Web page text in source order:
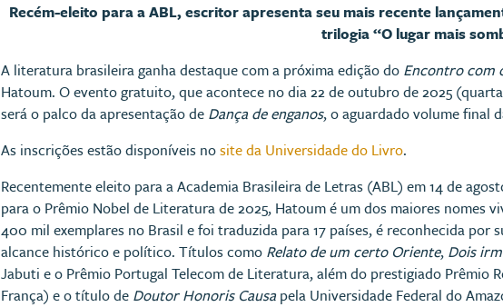
Recém-eleito para a ABL, escritor apresenta seu mais recente
trilogia “O lugar mais
A literatura brasileira ganha destaque com a próxima edição do Encontro com
Hatoum. O evento gratuito, que acontece no dia 22 de outubro de 2025
será o palco da apresentação de Dança de enganos, o aguardado volume final
As inscrições estão disponíveis nosite da Universidade do Livro.
Recentemente eleito para a Academia Brasileira de Letras (ABL) em 14 de
para o Prêmio Nobel de Literatura de 2025, Hatoum é um dos maiores nomes
400 mil exemplares no Brasil e foi traduzida para 17 países, é reconhecida
alcance histórico e político. Títulos como Relato de um certo Oriente, Dois
Jabuti e o Prêmio Portugal Telecom de Literatura, além do prestigiado Prêmio
França) e o título de Doutor Honoris Causapela Universidade Federal do